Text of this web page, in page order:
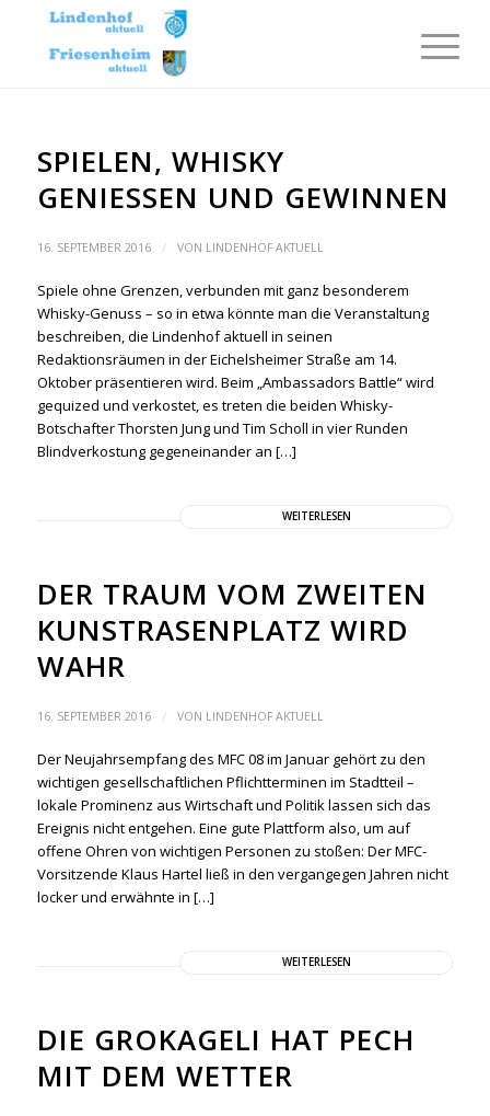
SPIELEN, WHISKY
GENIESSEN UND GEWINNEN
16. SEPTEMBER 2016 / VON LINDENHOF AKTUELL
Spiele ohne Grenzen, verbunden mit ganz besonderem
Whisky-Genuss – so in etwa könnte man die Veranstaltung
beschreiben, die Lindenhof aktuell in seinen
Redaktionsräumen in der Eichelsheimer Straße am 14.
Oktober präsentieren wird. Beim „Ambassadors Battle“ wird
gequized und verkostet, es treten die beiden Whisky-
Botschafter Thorsten Jung und Tim Scholl in vier Runden
Blindverkostung gegeneinander an […]
WEITERLESEN
DER TRAUM VOM ZWEITEN
KUNSTRASENPLATZ WIRD
WAHR
16. SEPTEMBER 2016 / VON LINDENHOF AKTUELL
Der Neujahrsempfang des MFC 08 im Januar gehört zu den
wichtigen gesellschaftlichen Pflichtterminen im Stadtteil –
lokale Prominenz aus Wirtschaft und Politik lassen sich das
Ereignis nicht entgehen. Eine gute Plattform also, um auf
offene Ohren von wichtigen Personen zu stoßen: Der MFC-
Vorsitzende Klaus Hartel ließ in den vergangegen Jahren nicht
locker und erwähnte in […]
WEITERLESEN
DIE GROKAGELI HAT PECH
MIT DEM WETTER